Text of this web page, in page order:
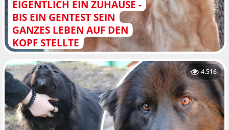
EIGENTLICH EIN ZUHAUSE -
BIS EIN GENTEST SEIN
GANZES LEBEN AUF DEN
KOPF STELLTE
4.516